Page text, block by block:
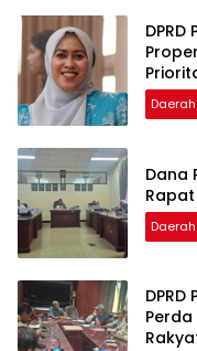
Daerah
Dana
Daerah